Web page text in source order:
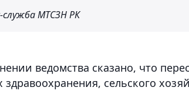
служба МТСЗН РК
ведомства сказано, что
здравоохранения, сельского